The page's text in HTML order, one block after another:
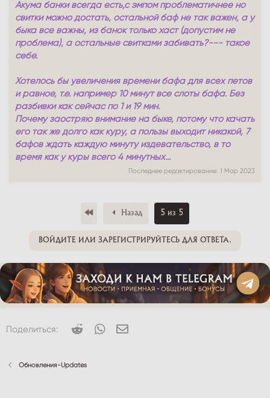
Акума банки всегда есть,с эмпом проблематичнее но
свитки можно достать, остальной баф не так важен, а у
быка все важны, из банок только хаст (допустим не
проблема), а остальные свитками забивать?--- такое
себе.
Хотелось бы увеличения времени бафа для всех петов
и равное, т.е. например 10 минут все слоты бафа. Без
разбивки как сейчас по 1 и 19 мин.
Почему заостряю внимание на быке, потому что качать
его так же долго как куру, а пользы выходит никакой, 7
бафов ждать каждую минуту издевательство, в то
время как у куры всего 4 минутных...
Последнее редактирование: 1 Мар 2023
Первый Назад 5 из 5
ВОЙДИТЕ ИЛИ ЗАРЕГИСТРИРУЙТЕСЬ ДЛЯ ОТВЕТА.
Поделиться: Reddit WhatsApp
Обновления-Updates